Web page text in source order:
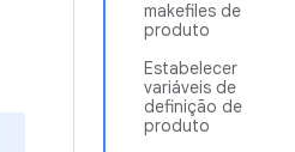
makefiles de
produto
Estabelecer
variáveis de
definição de
produto